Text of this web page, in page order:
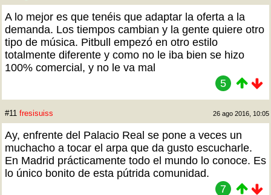
A lo mejor es que tenéis que adaptar la oferta a la
demanda. Los tiempos cambian y la gente quiere otro
tipo de música. Pitbull empezó en otro estilo
totalmente diferente y como no le iba bien se hizo
100% comercial, y no le va mal
5
#11 fresisuiss 26 ago 2016, 10:05
Ay, enfrente del Palacio Real se pone a veces un
muchacho a tocar el arpa que da gusto escucharle.
En Madrid prácticamente todo el mundo lo conoce. Es
lo único bonito de esta pútrida comunidad.
7